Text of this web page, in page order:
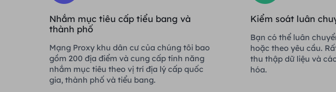
Nhắm mục tiêu cấp tiểu bang và
thành phố
Mạng Proxy khu dân cư của chúng tôi bao
gồm 200 địa điểm và cung cấp tính năng
nhắm mục tiêu theo vị trí địa lý cấp quốc
gia, thành phố và tiểu bang.
Kiểm soát luân
Bạn có thể luân
hoặc theo yêu cầu.
thu thập dữ liệu và
hóa.